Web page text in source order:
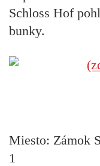
Schloss Hof
bunky.
Miesto: Zámok
1